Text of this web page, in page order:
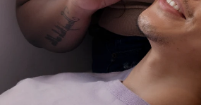
FAQ™ Dual LED Panel
英國